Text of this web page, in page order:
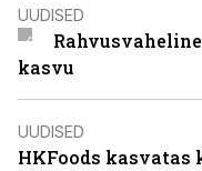
UUDISED
kasvu
UUDISED
HKFoods